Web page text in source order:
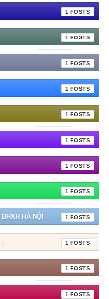
1
1
1
1
1
1
1
1
HÀ NỘI 1
1
1
1